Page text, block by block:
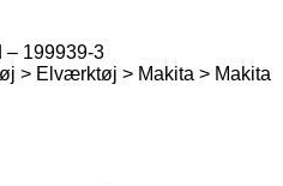
– 199939-3
> Elværktøj > Makita > Makita